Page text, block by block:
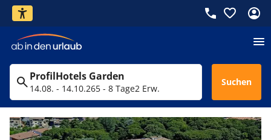
ProfilHotels Garden
14.08. - 14.10.265 - 8 Tage2 Erw.
Suchen